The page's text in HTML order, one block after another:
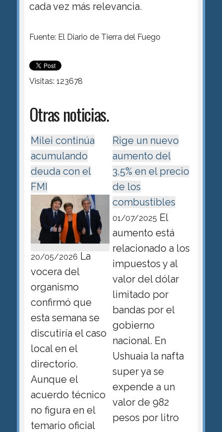
cada vez más relevancia.
Fuente: El Diario de Tierra del Fuego
Visitas: 123678
Otras noticias.
Milei continúa
acumulando
deuda con el
FMI
20/05/2026 La
vocera del
organismo
confirmó que
esta semana se
discutiría el caso
local en el
directorio.
Aunque el
acuerdo técnico
no figura en el
temario oficial
Rige un nuevo
aumento del
3,5% en el precio
de los
combustibles
01/07/2025 El
aumento está
relacionado a los
impuestos y al
valor del dólar
limitado por
bandas por el
gobierno
nacional. En
Ushuaia la nafta
super ya se
expende a un
valor de 982
pesos por litro